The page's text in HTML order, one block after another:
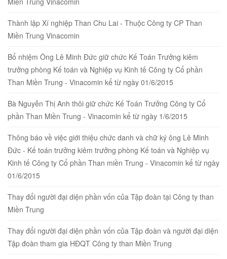
Thành lập Xí nghiệp Than Chu Lai - Thuộc Công ty CP Than
Miền Trung Vinacomin
Bổ nhiệm Ông Lê Minh Đức giữ chức Kế Toán Trưởng kiêm
trưởng phòng Kế toán và Nghiệp vụ Kinh tế Công ty Cổ phần
Than Miền Trung - Vinacomin kể từ ngày 01/6/2015
Bà Nguyễn Thị Anh thôi giữ chức Kế Toán Trưởng Công ty Cổ
phần Than Miền Trung - Vinacomin kể từ ngày 1/6/2015
Thông báo về việc giới thiệu chức danh và chữ ký ông Lê Minh
Đức - Kế toán trưởng kiêm trưởng phòng Kế toán và Nghiệp vụ
Kinh tế Công ty Cổ phần Than miền Trung - Vinacomin kể từ ngày
01/6/2015
Thay đổi người đại diện phần vốn của Tập đoàn tại Công ty than
Miền Trung
Thay đổi người đại diện phần vốn của Tập đoàn và người đại diện
Tập đoàn tham gia HĐQT Công ty than Miền Trung